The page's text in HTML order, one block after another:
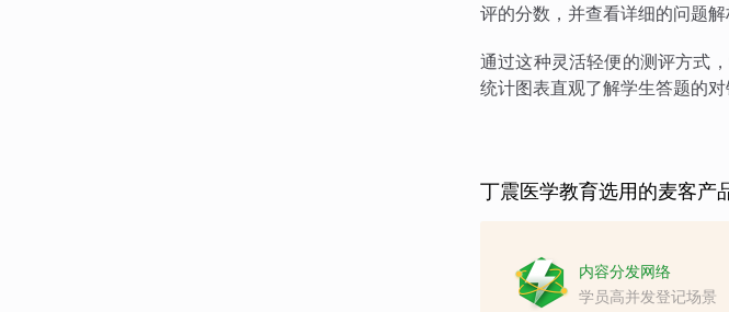
评的分数，并查看详细的问题解
通过这种灵活轻便的测评方式
统计图表直观了解学生答题的
丁震医学教育选用的麦客产
内容分发网络
学员高并发登记场景